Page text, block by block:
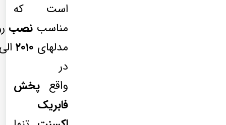
است که
مناسب نصب
مدلهای ۲۰۱۰
در
واقع پخش
فابریک